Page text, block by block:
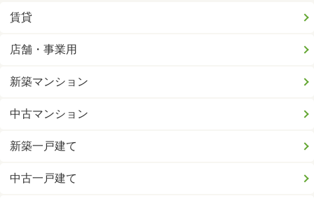
賃貸
店舗・事業用
新築マンション
中古マンション
新築一戸建て
中古一戸建て